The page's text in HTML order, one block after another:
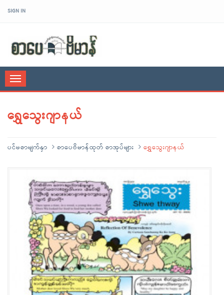
SIGN IN
Toggle
navigation
ရွှေသွေးဂျာနယ်
ပင်မစာမျက်နှာ စာပေဗိမာန်ထုတ် စာအုပ်များ ရွှေသွေးဂျာနယ်